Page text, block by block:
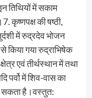
तिथियों में सकाम
कृष्णपक्ष की षष्ठी,
में रुद्रदेव भोजन
किया गया रुद्राभिषेक
एवं तीर्थस्थान में तथा
पर्वो में शिव-वास का
सकता है।वस्तुत: